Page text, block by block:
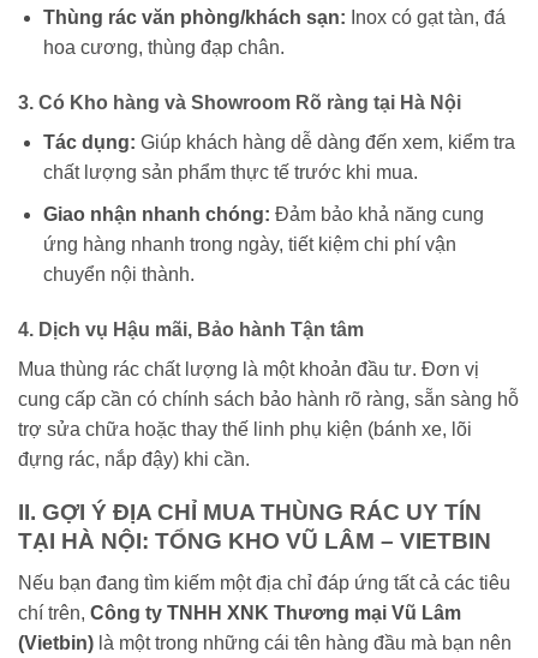
Thùng rác văn phòng/khách sạn: Inox có gạt tàn, đá
hoa cương, thùng đạp chân.
3. Có Kho hàng và Showroom Rõ ràng tại Hà Nội
Tác dụng: Giúp khách hàng dễ dàng đến xem, kiểm tra
chất lượng sản phẩm thực tế trước khi mua.
Giao nhận nhanh chóng: Đảm bảo khả năng cung
ứng hàng nhanh trong ngày, tiết kiệm chi phí vận
chuyển nội thành.
4. Dịch vụ Hậu mãi, Bảo hành Tận tâm
Mua thùng rác chất lượng là một khoản đầu tư. Đơn vị
cung cấp cần có chính sách bảo hành rõ ràng, sẵn sàng hỗ
trợ sửa chữa hoặc thay thế linh phụ kiện (bánh xe, lõi
đựng rác, nắp đậy) khi cần.
II. GỢI Ý ĐỊA CHỈ MUA THÙNG RÁC UY TÍN
TẠI HÀ NỘI: TỔNG KHO VŨ LÂM – VIETBIN
Nếu bạn đang tìm kiếm một địa chỉ đáp ứng tất cả các tiêu
chí trên, Công ty TNHH XNK Thương mại Vũ Lâm
(Vietbin) là một trong những cái tên hàng đầu mà bạn nên